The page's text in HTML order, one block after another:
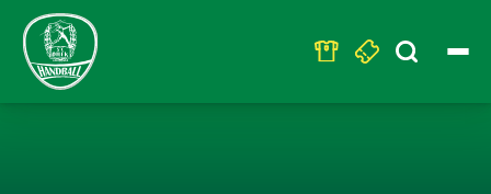
Search
for: